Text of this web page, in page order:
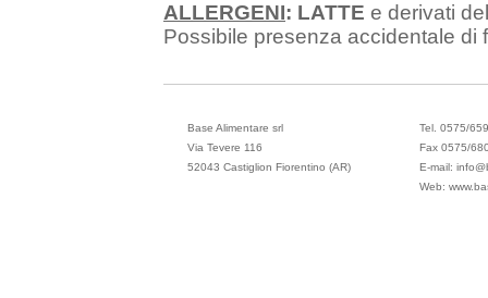
ALLERGENI: LATTE e derivati
Possibile presenza accidentale di
Base Alimentare srl
Via Tevere 116
52043 Castiglion Fiorentino (AR)
Tel. 0575/
Fax 0575/
E-mail:
Web: